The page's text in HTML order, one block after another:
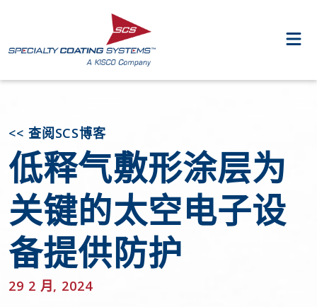
<< 查阅SCS博客
低释气敷形涂层为
关键的太空电子设
备提供防护
29 2 月, 2024